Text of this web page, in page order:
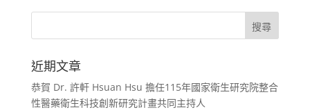
近期文章
恭賀 Dr. 許軒 Hsuan Hsu 擔任115年國家衛生研究院整合
性醫藥衛生科技創新研究計畫共同主持人